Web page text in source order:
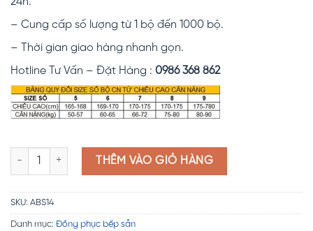
– Cung cấp số lượng từ 1 bộ đến 1000 bộ.
– Thời gian giao hàng nhanh gọn.
Hotline Tư Vấn – Đặt Hàng : 0986 368 862
Đồng phục bếp may sẵn ABS14 số lượng
THÊM VÀO GIỎ HÀNG
SKU: ABS14
Danh mục: Đồng phục bếp sẵn